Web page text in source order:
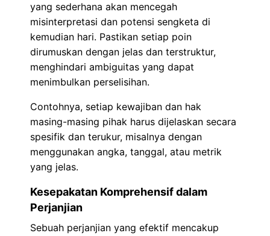
yang sederhana akan mencegah
misinterpretasi dan potensi sengketa di
kemudian hari. Pastikan setiap poin
dirumuskan dengan jelas dan terstruktur,
menghindari ambiguitas yang dapat
menimbulkan perselisihan.
Contohnya, setiap kewajiban dan hak
masing-masing pihak harus dijelaskan secara
spesifik dan terukur, misalnya dengan
menggunakan angka, tanggal, atau metrik
yang jelas.
Kesepakatan Komprehensif dalam
Perjanjian
Sebuah perjanjian yang efektif mencakup